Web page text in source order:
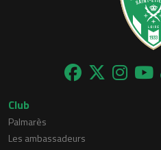
Club
Palmarès
Les ambassadeurs